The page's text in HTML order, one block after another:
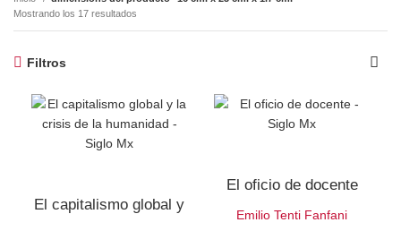
Mostrando los 17 resultados
Filtros
El capitalismo global y
El oficio de docente
Emilio Tenti Fanfani